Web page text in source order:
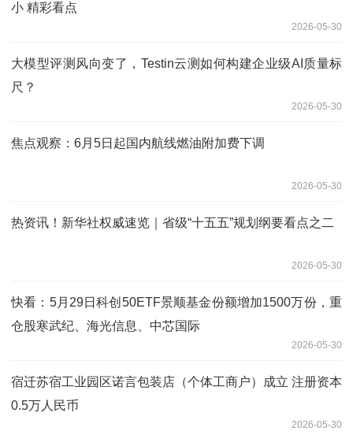
小 精彩看点
2026-05-30
大模型评测风向变了，Testin云测如何构建企业级AI质量标
尺？
2026-05-30
焦点观察：6月5日起国内航线燃油附加费下调
2026-05-30
热资讯！新华社权威速览｜省级“十五五”规划纲要看点之二
2026-05-30
快看：5月29日科创50ETF景顺基金份额增加1500万份，重
仓股寒武纪、海光信息、中芯国际
2026-05-30
宿迁苏宿工业园区诺言包装店（个体工商户）成立 注册资本
0.5万人民币
2026-05-30